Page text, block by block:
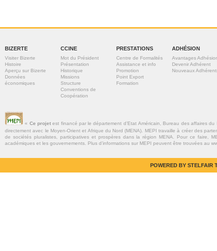
BIZERTE
Visiter Bizerte
Histoire
Aperçu sur Bizerte
Données
économiques
CCINE
Mot du Président
Présentation
Historique
Missions
Structure
Conventions de
Coopération
PRESTATIONS
Centre de Formalités
Assistance et info
Promotion
Point Export
Formation
ADHÉSION
Avantages
Devenir Adhérent
Nouveaux
« Ce projetest financé par le département d’Etat Américain, Bureau des affaires
directement avec le Moyen-Orient et Afrique du Nord (MENA). MEPI travaille à créer des
de sociétés pluralistes, participatives et prospères dans la région MENA. Pour ce faire,
académiques et les gouvernements. Plus d’informations sur MEPI peuvent être trouvées au
POWERED BY STELFAIR